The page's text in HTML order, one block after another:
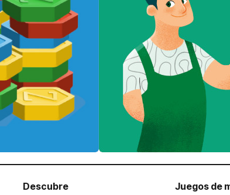
Descubre
Juegos de